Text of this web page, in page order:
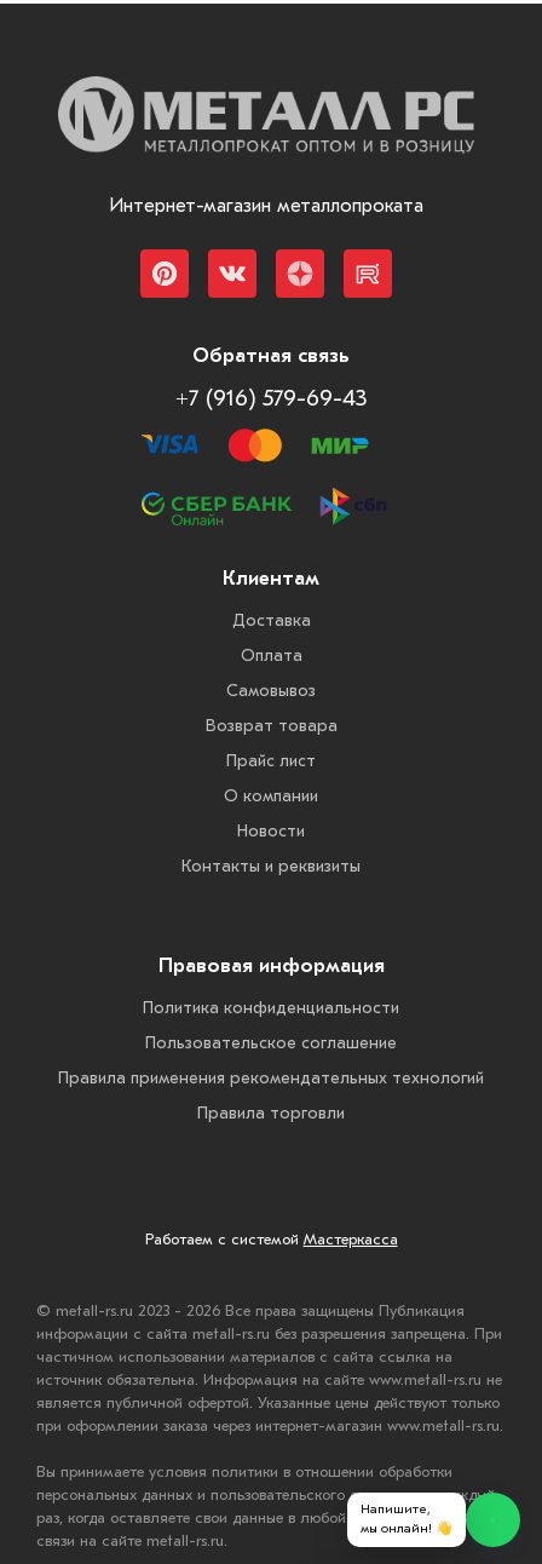
Интернет-магазин металлопроката
Обратная связь
+7 (916) 579-69-43
Клиентам
Доставка
Оплата
Самовывоз
Возврат товара
Прайс лист
О компании
Новости
Контакты и реквизиты
Правовая информация
Политика конфиденциальности
Пользовательское соглашение
Правила применения рекомендательных технологий
Правила торговли
Работаем с системой Мастеркасса
© metall-rs.ru 2023 - 2026 Все права защищены Публикация
информации с сайта metall-rs.ru без разрешения запрещена. При
частичном использовании материалов с сайта ссылка на
источник обязательна. Информация на сайте www.metall-rs.ru не
является публичной офертой. Указанные цены действуют только
при оформлении заказа через интернет-магазин www.metall-rs.ru.
Вы принимаете условия политики в отношении обработки
персональных данных и пользовательского соглашения каждый
раз, когда оставляете свои данные в любой форме обратной
связи на сайте metall-rs.ru.
Напишите,
мы онлайн! 👋